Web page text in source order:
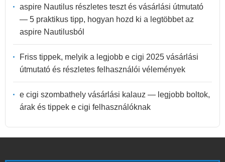
aspire Nautilus részletes teszt és vásárlási útmutató
— 5 praktikus tipp, hogyan hozd ki a legtöbbet az
aspire Nautilusból
Friss tippek, melyik a legjobb e cigi 2025 vásárlási
útmutató és részletes felhasználói vélemények
e cigi szombathely vásárlási kalauz — legjobb boltok,
árak és tippek e cigi felhasználóknak